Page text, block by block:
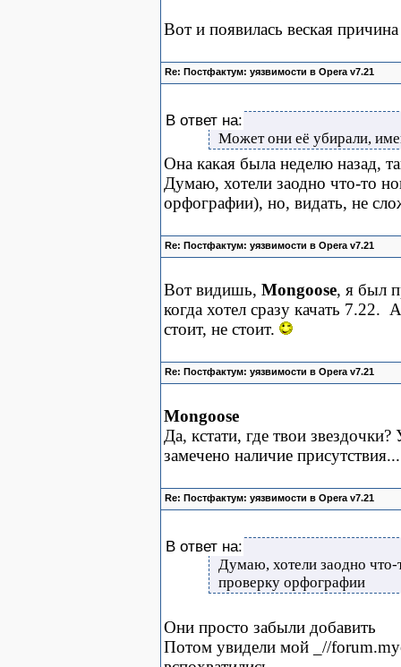
Вот и появилась веская
Re: Постфактум: уязвимости в Opera v7.21
В ответ на:
Может они её убирали,
Она какая была неделю назад,
Думаю, хотели заодно что-то
орфографии), но, видать, не
Re: Постфактум: уязвимости в Opera v7.21
Вот видишь, Mongoose, я был
когда хотел сразу качать 7.22.
стоит, не стоит.
Re: Постфактум: уязвимости в Opera v7.21
Mongoose
Да, кстати, где твои
замечено наличие присутствия...
Re: Постфактум: уязвимости в Opera v7.21
В ответ на:
Думаю, хотели заодно что-
проверку орфографии
Они просто забыли добавить
Потом увидели мой _//